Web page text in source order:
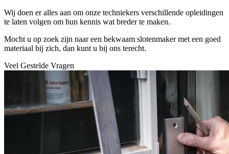
Wij doen er alles aan om onze techniekers verschillende opleidingen
te laten volgen om hun kennis wat breder te maken.
Mocht u op zoek zijn naar een bekwaam slotenmaker met een goed
materiaal bij zich, dan kunt u bij ons terecht.
Veel Gestelde Vragen